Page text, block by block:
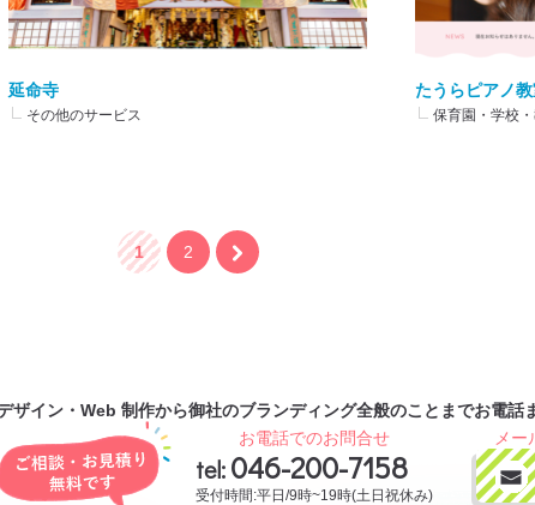
延命寺
その他のサービス
たうらピアノ
保育園・学校
1 2
の未来にHappyを
ザイン・Web 制作から御社のブランディング全般のことまでお電話
ご相談・お見積り無料です
お電話でのお問合せ
tel:046-200-7158
受付時間:平日/9時~19時(土日祝休み)
メー